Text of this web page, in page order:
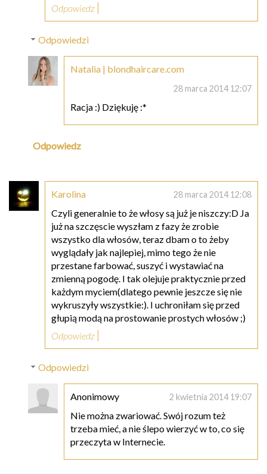
Odpowiedz
Odpowiedzi
Natalia | blondhaircare.com
28 marca 2014 12:07
Racja :) Dziękuję :*
Odpowiedz
Karolina 28 marca 2014 12:08
Czyli generalnie to że włosy są już je niszczy:D Ja
już na szczęscie wyszłam z fazy że zrobie
wszystko dla włosów, teraz dbam o to żeby
wyglądały jak najlepiej, mimo tego że nie
przestane farbować, suszyć i wystawiać na
zmienną pogodę. I tak olejuje praktycznie przed
każdym myciem(dlatego pewnie jeszcze się nie
wykruszyły wszystkie:). I uchroniłam się przed
głupią modą na prostowanie prostych włosów ;)
Odpowiedz
Odpowiedzi
Anonimowy 2 kwietnia 2014 19:07
Nie można zwariować. Swój rozum też
trzeba mieć, a nie ślepo wierzyć w to, co się
przeczyta w Internecie.